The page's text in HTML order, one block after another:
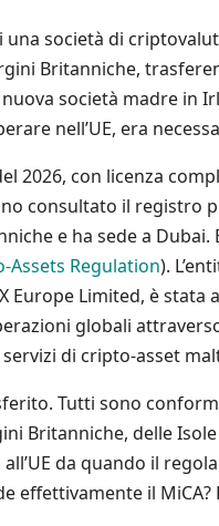
una società di
Britanniche,
società madre in
nell’UE, era
2026, con licenza
consultato il registro
e ha sede a
Assets Regulation).
Europe Limited, è
globali
di cripto-asset
Tutti sono
Britanniche, delle
da quando il
effettivamente il